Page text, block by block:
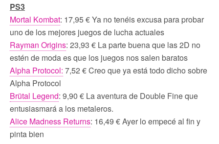
PS3
Mortal Kombat: 17,95 € Ya no tenéis excusa para probar
uno de los mejores juegos de lucha actuales
Rayman Origins: 23,93 € La parte buena que las 2D no
estén de moda es que los juegos nos salen baratos
Alpha Protocol: 7,52 € Creo que ya está todo dicho sobre
Alpha Protocol
Brütal Legend: 9,90 € La aventura de Double Fine que
entusiasmará a los metaleros.
Alice Madness Returns: 16,49 € Ayer lo empecé al fin y
pinta bien